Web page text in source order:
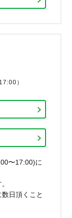
）
〜17:00)に
日頂くこと